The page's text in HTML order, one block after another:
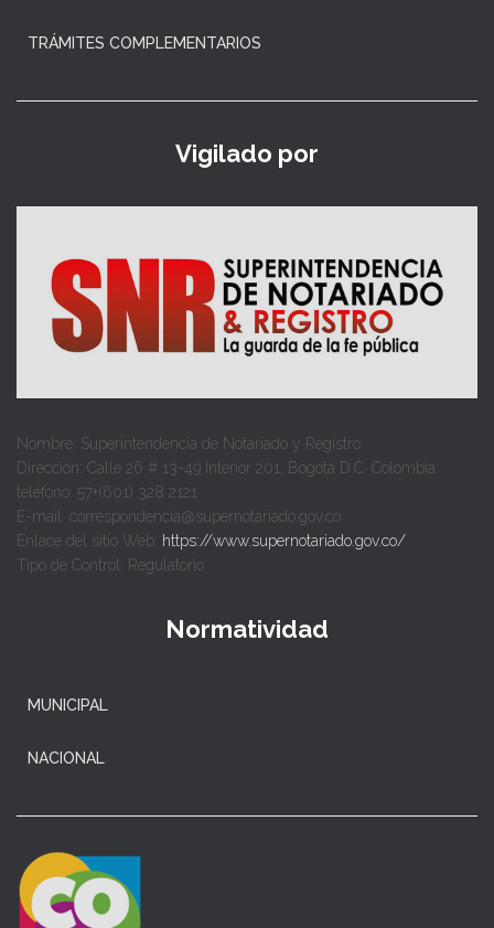
TRÁMITES COMPLEMENTARIOS
Vigilado por
Nombre: Superintendencia de Notariado y Registro
Dirección: Calle 26 # 13-49 Interior 201, Bogotá D.C. Colombia.
teléfono: 57+(601) 328 2121
E-mail: correspondencia@supernotariado.gov.co
Enlace del sitio Web: https://www.supernotariado.gov.co/
Tipo de Control: Regulatorio
Normatividad
MUNICIPAL
NACIONAL